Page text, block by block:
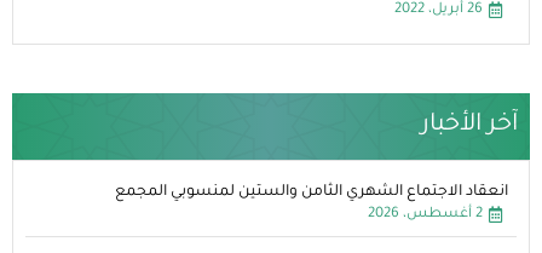
26 أبريل، 2022
آخر الأخبار
انعقاد الاجتماع الشهري الثامن والستين لمنسوبي المجمع
2 أغسطس، 2026